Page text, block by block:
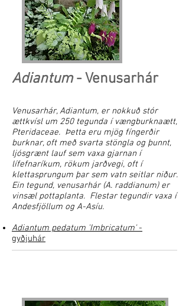
Adiantum- Venusarhár
Venusarhár, Adiantum, er nokkuð stór
ættkvísl um 250 tegunda í vængburknaætt,
Pteridaceae. Þetta eru mjög fíngerðir
burknar, oft með svarta stöngla og þunnt,
ljósgrænt lauf sem vaxa gjarnan í
lífefnaríkum, rökum jarðvegi, oft í
klettasprungum þar sem vatn seitlar niður.
Ein tegund, venusarhár (A. raddianum) er
vinsæl pottaplanta. Flestar tegundir vaxa í
Andesfjöllum og A-Asíu.
Adiantum pedatum 'Imbricatum'-
gyðjuhár